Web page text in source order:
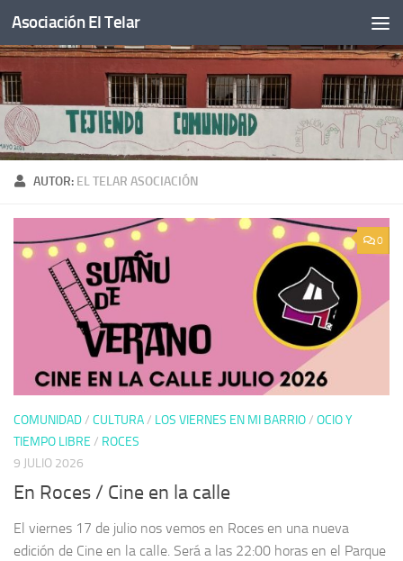
Saltar al contenido
Asociación El Telar
AUTOR: EL TELAR ASOCIACIÓN
0
COMUNIDAD/ CULTURA/ LOS VIERNES EN MI BARRIO/ OCIO Y
TIEMPO LIBRE / ROCES
9 JULIO 2026
En Roces / Cine en la calle
El viernes 17 de julio nos vemos en Roces en una nueva
edición de Cine en la calle. Será a las 22:00 horas en el Parque